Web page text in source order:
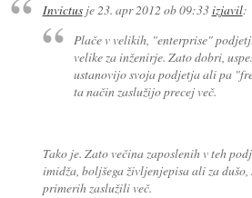
Invictusje23. apr 2012 ob 09:33izjavil:
Plače v velikih, "enterprise"
velike za inženirje. Zato dobri,
ustanovijo svoja podjetja ali pa
ta način zaslužijo precej več.
Tako je. Zato večina zaposlenih v teh
imidža, boljšega življenjepisa ali za
primerih zaslužili več.